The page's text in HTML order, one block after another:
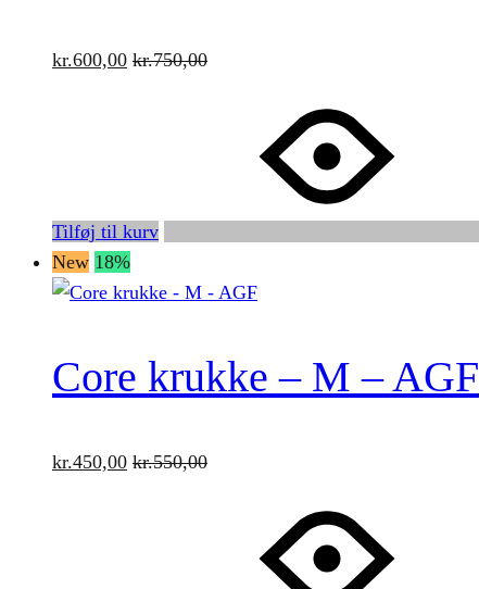
kr.600,00 kr.750,00
Tilføj til kurv
New 18%
Core krukke – M – AGF
kr.450,00 kr.550,00